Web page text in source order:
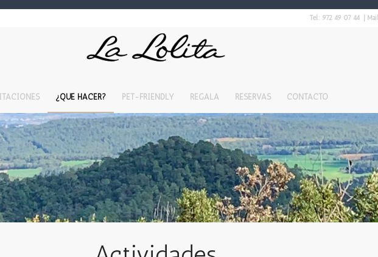
Tel.: 972 49 07 44 |
¿QUÉ HACER? PET-FRIENDLY REGALA RESERVAS CONTACTO